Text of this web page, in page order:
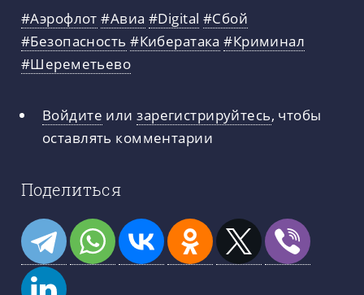
#Аэрофлот #Авиа #Digital #Сбой
#Безопасность #Кибератака #Криминал
#Шереметьево
Войдите илизарегистрируйтесь, чтобы
оставлять комментарии
Поделиться